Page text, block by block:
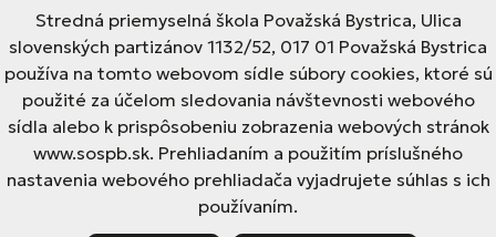
Stredná priemyselná škola Považská Bystrica, Ulica
slovenských partizánov 1132/52, 017 01 Považská Bystrica
používa na tomto webovom sídle súbory cookies, ktoré sú
použité za účelom sledovania návštevnosti webového
sídla alebo k prispôsobeniu zobrazenia webových stránok
www.sospb.sk. Prehliadaním a použitím príslušného
nastavenia webového prehliadača vyjadrujete súhlas s ich
používaním.